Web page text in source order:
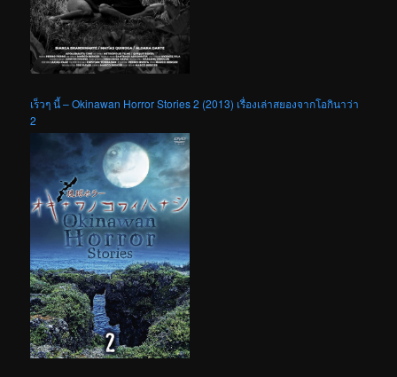
เร็วๆ นี้ – Okinawan Horror Stories 2 (2013) เรื่องเล่าสยองจากโอกินาว่า
2